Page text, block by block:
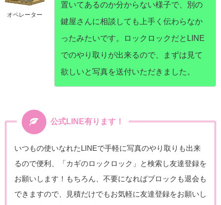
オペレーター
置いてあるのか分からない様子で、別の
鍵屋さんに相談しても上手く伝わらなか
ったみたいです。ロックロックだとLINE
でのやり取りが出来るので、まずは見て
欲しいと写真を送付いただきました。
公式LINE有ります！
いつもの使いなれたLINEで手軽に写真のやり取りも出来
るので便利、「カギのロックロック」と検索し友達登録を
お願いします！もちろん、不要になればブロックも退会も
できますので、見積だけでもお気軽に友達登録をお願いし